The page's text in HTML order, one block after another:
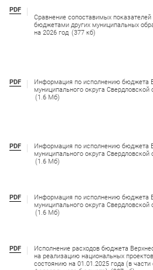
PDF
Сравнение сопоставимых
бюджетами других муниципальных
на 2026 год (377 кб)
PDF
Информация по исполнению бюджета
муниципального округа
(1.6 Мб)
PDF
Информация по исполнению бюджета
муниципального округа Свердловской
(1.6 Мб)
PDF
Информация по исполнению бюджета
муниципального округа Свердловской
(1.6 Мб)
PDF
Исполнение расходов бюджета
на реализацию национальных
состоянию на 01.01.2025 года (в части